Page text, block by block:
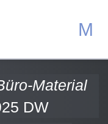
M
Material
DW